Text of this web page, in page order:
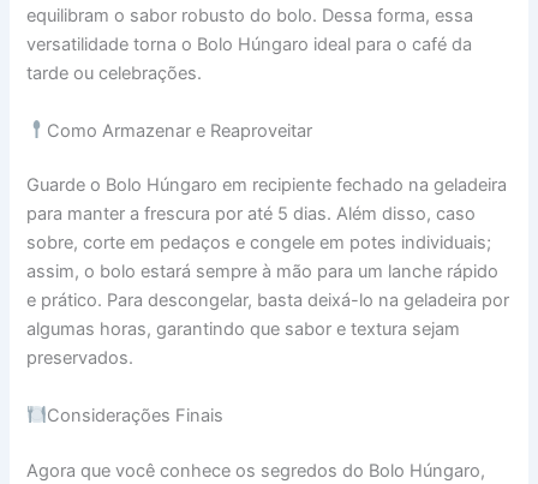
equilibram o sabor robusto do bolo. Dessa forma, essa
versatilidade torna o Bolo Húngaro ideal para o café da
tarde ou celebrações.
Como Armazenar e Reaproveitar
Guarde o Bolo Húngaro em recipiente fechado na geladeira
para manter a frescura por até 5 dias. Além disso, caso
sobre, corte em pedaços e congele em potes individuais;
assim, o bolo estará sempre à mão para um lanche rápido
e prático. Para descongelar, basta deixá-lo na geladeira por
algumas horas, garantindo que sabor e textura sejam
preservados.
Considerações Finais
Agora que você conhece os segredos do Bolo Húngaro,